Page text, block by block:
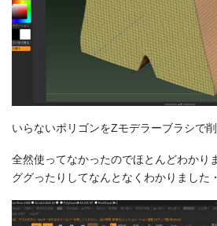
いらないポリゴンをZモデラーブラシで
全然使ってなかったのでほとんどわかり
ググったりしてなんとなくわかりました